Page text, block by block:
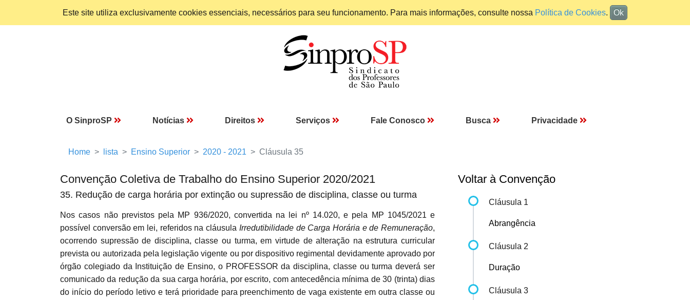
Este site utiliza exclusivamente cookies essenciais, necessários para seu funcionamento. Para mais informações, consulte nossa Política de Cookies. Ok
O SinproSP Notícias Direitos Serviços Fale Conosco Busca Privacidade
Home lista Ensino Superior 2020 - 2021 Cláusula 35
Convenção Coletiva de Trabalho do Ensino Superior 2020/2021
35. Redução de carga horária por extinção ou supressão de disciplina, classe ou turma
Nos casos não previstos pela MP 936/2020, convertida na lei nº 14.020, e pela MP 1045/2021 e
possível conversão em lei, referidos na cláusula Irredutibilidade de Carga Horária e de Remuneração,
ocorrendo supressão de disciplina, classe ou turma, em virtude de alteração na estrutura curricular
prevista ou autorizada pela legislação vigente ou por dispositivo regimental devidamente aprovado por
órgão colegiado da Instituição de Ensino, o PROFESSOR da disciplina, classe ou turma deverá ser
comunicado da redução da sua carga horária, por escrito, com antecedência mínima de 30 (trinta) dias
do início do período letivo e terá prioridade para preenchimento de vaga existente em outra classe ou
Voltar à Convenção
Cláusula 1
Abrangência
Cláusula 2
Duração
Cláusula 3